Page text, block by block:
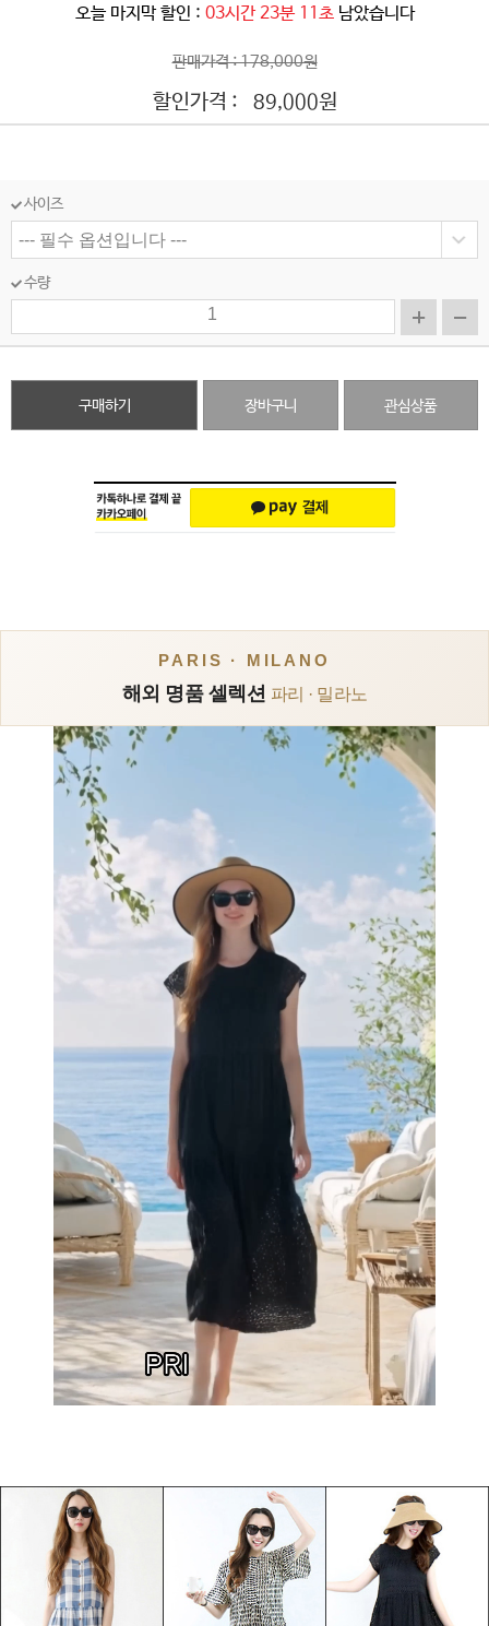
오늘 마지막 할인 : 03시간 23분 08초 남았습니다
판매가격 : 178,000원
할인가격 : 89,000원
사이즈
수량
구매하기 장바구니 관심상품
PARIS · MILANO
해외 명품 셀렉션 파리 · 밀라노